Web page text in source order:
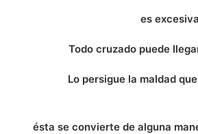
es
Todo cruzado puede
Lo persigue la maldad
ésta se convierte de alguna